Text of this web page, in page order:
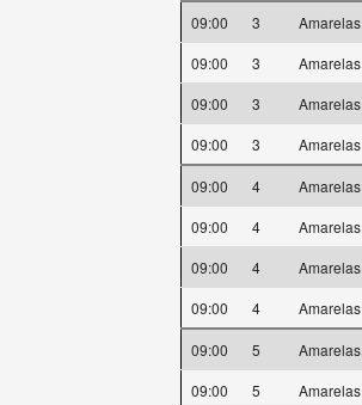
09:00 3 Amarelas
09:00
3 Amarelas
09:00
3 Amarelas
09:00
3 Amarelas
09:00 4 Amarelas
09:00
4 Amarelas
09:00
4 Amarelas
09:00
4 Amarelas
09:00 5 Amarelas
09:00
5 Amarelas